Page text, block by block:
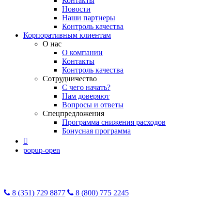
Новости
Наши партнеры
Контроль качества
Корпоративным клиентам
О нас
О компании
Контакты
Контроль качества
Сотрудничество
С чего начать?
Нам доверяют
Вопросы и ответы
Спецпредложения
Программа снижения расходов
Бонусная программа

popup-open
8 (351) 729 8877 8 (800) 775 2245